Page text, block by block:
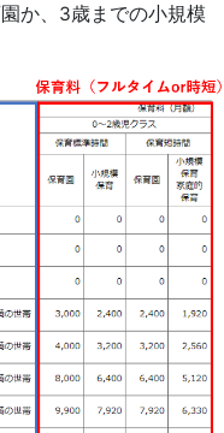
か、3歳までの小規模